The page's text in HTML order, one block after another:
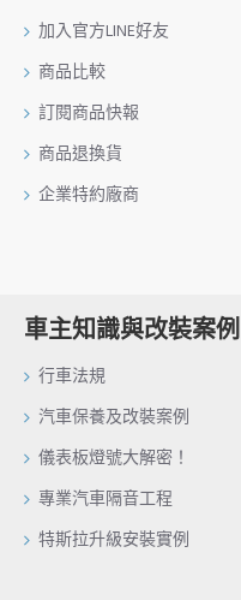
加入官方LINE好友
商品比較
訂閱商品快報
商品退換貨
企業特約廠商
車主知識與改裝案例
行車法規
汽車保養及改裝案例
儀表板燈號大解密！
專業汽車隔音工程
特斯拉升級安裝實例